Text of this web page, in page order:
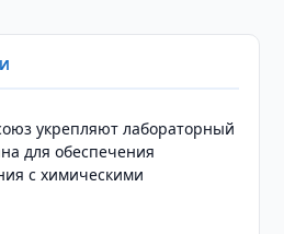
укрепляют лабораторный
для обеспечения
с химическими